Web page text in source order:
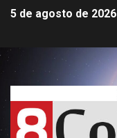
5 de agosto de 2026